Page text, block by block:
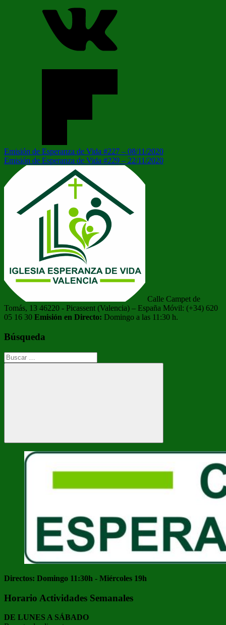
Navegación
de
entradas
Entrada
anterior:
Emisión de Esperanza de Vida #227 – 08/11/2020
Siguiente
entrada:
Emisión de Esperanza de Vida #229 – 22/11/2020
Calle Campet de
Tomás, 13 46220 - Picassent (Valencia) – España Móvil: (+34) 620
05 16 30 Emisión en Directo: Domingo a las 11:30 h.
Búsqueda
Buscar:
Buscar
Directos: Domingo 11:30h - Miércoles 19h
Horario Actividades Semanales
DE LUNES A SÁBADO